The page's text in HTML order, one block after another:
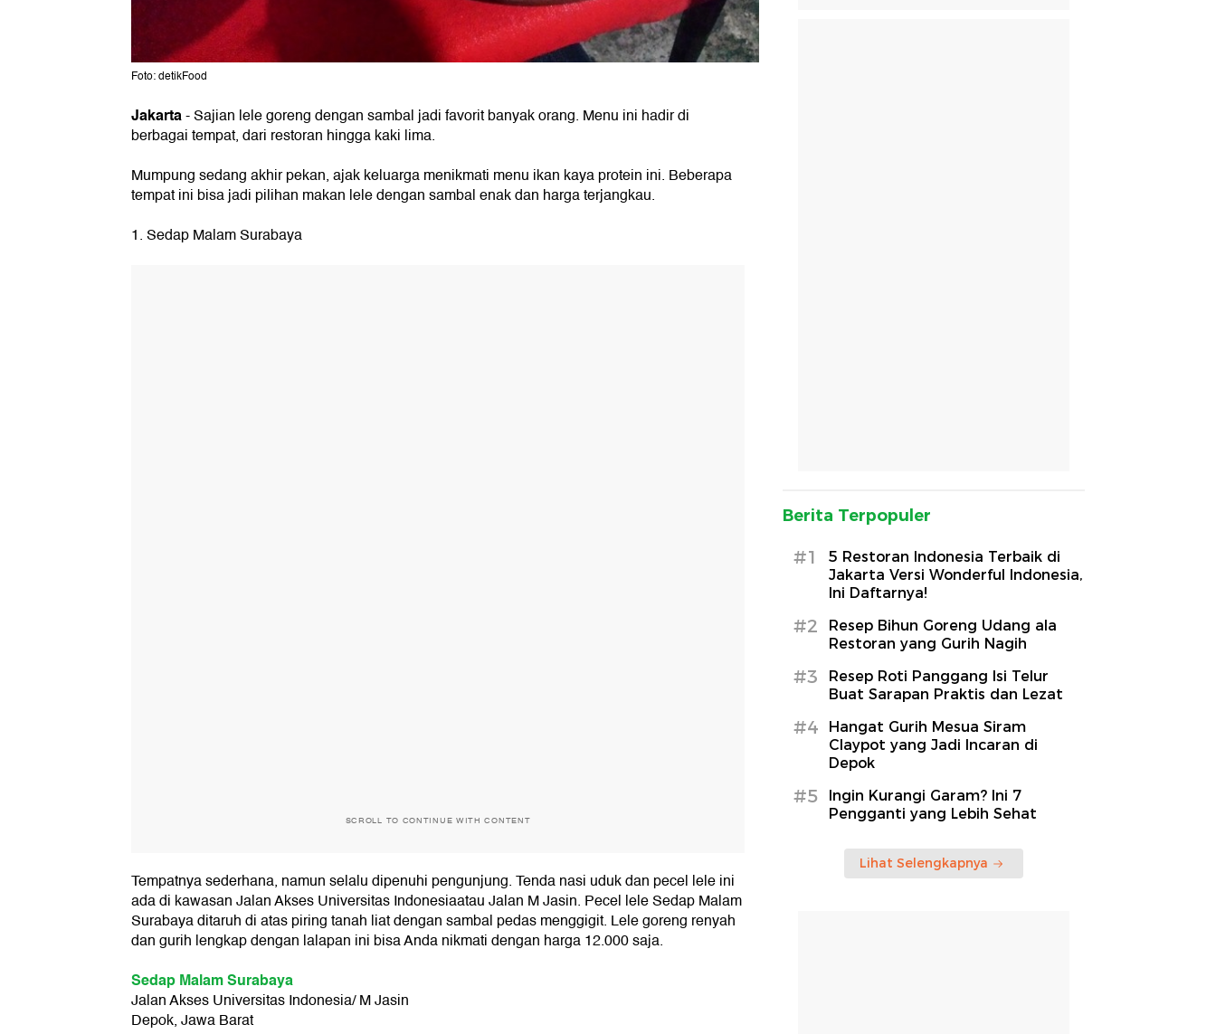
Foto: detikFood
Jakarta-Sajian lele goreng dengan sambal jadi favorit banyak orang. Menu ini hadir di
berbagai tempat, dari restoran hingga kaki lima.
Mumpung sedang akhir pekan, ajak keluarga menikmati menu ikan kaya protein ini. Beberapa
tempat ini bisa jadi pilihan makan lele dengan sambal enak dan harga terjangkau.
1. Sedap Malam Surabaya
SCROLL TO CONTINUE WITH CONTENT
Tempatnya sederhana, namun selalu dipenuhi pengunjung. Tenda nasi uduk dan pecel lele ini
ada di kawasan Jalan Akses Universitas Indonesiaatau Jalan M Jasin. Pecel lele Sedap Malam
Surabaya ditaruh di atas piring tanah liat dengan sambal pedas menggigit. Lele goreng renyah
dan gurih lengkap dengan lalapan ini bisa Anda nikmati dengan harga 12.000 saja.
Sedap Malam Surabaya
Jalan Akses Universitas Indonesia/ M Jasin
Depok, Jawa Barat
Berita Terpopuler
#1
5 Restoran Indonesia Terbaik di
Jakarta Versi Wonderful Indonesia,
Ini Daftarnya!
#2
Resep Bihun Goreng Udang ala
Restoran yang Gurih Nagih
#3
Resep Roti Panggang Isi Telur
Buat Sarapan Praktis dan Lezat
#4
Hangat Gurih Mesua Siram
Claypot yang Jadi Incaran di
Depok
#5
Ingin Kurangi Garam? Ini 7
Pengganti yang Lebih Sehat
Lihat Selengkapnya